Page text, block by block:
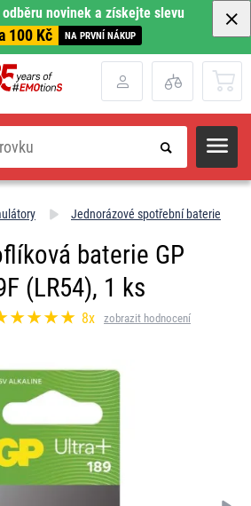
novinek a získejte slevu
100 Kč NA PRVNÍ NÁKUP
Jednorázové spotřební baterie
baterie GP
(LR54), 1 ks
8x zobrazit hodnocení